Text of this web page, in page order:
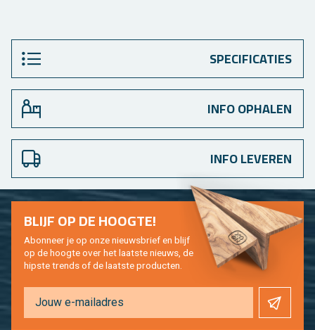
SPECIFICATIES
INFO OPHALEN
INFO LEVEREN
BLIJF OP DE HOOG­TE!
Abon­neer je op onze nieuws­brief en blijf
op de hoog­te over het laat­ste nieuws, de
hip­s­te trends of de laat­ste pro­duc­ten.